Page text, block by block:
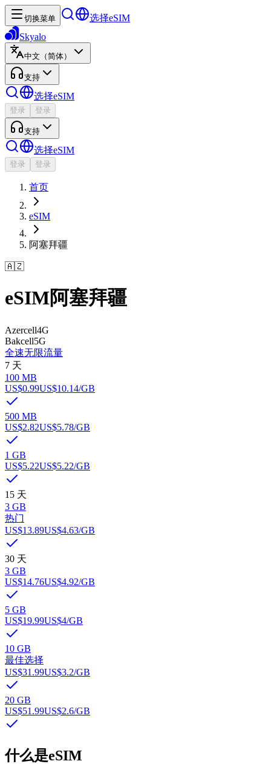
切换菜单
选择eSIM
Skyalo
中文（简体）
支持
选择eSIM
登录 登录
支持
选择eSIM
登录 登录
首页
eSIM
阿塞拜疆
🇦🇿
eSIM阿塞拜疆
Azercell4G
Bakcell5G
全速无限流量
7 天
100 MB
US$0.99US$10.14/GB
500 MB
US$2.82US$5.78/GB
1 GB
US$5.22US$5.22/GB
15 天
3 GB
热门
US$13.89US$4.63/GB
30 天
3 GB
US$14.76US$4.92/GB
5 GB
US$19.99US$4/GB
10 GB
最佳选择
US$31.99US$3.2/GB
20 GB
US$51.99US$2.6/GB
什么是eSIM